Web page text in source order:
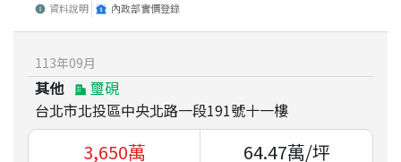
資料說明 內政部實價登錄
113年09月
其他
璽硯
台北市北投區中央北路一段191號十一樓
3,650萬 64.47萬/坪